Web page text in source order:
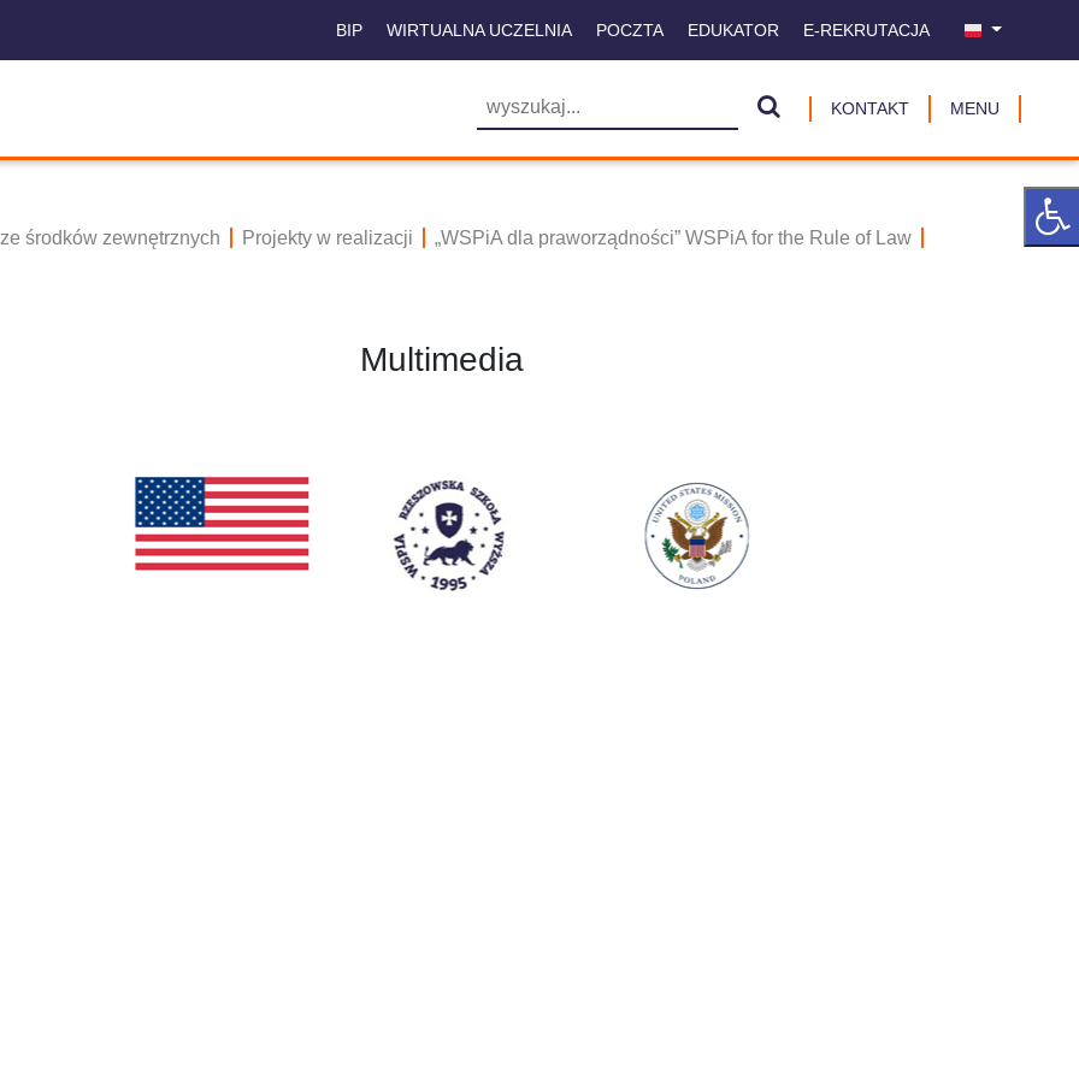
BIP WIRTUALNA UCZELNIA POCZTA EDUKATOR E-REKRUTACJA
KONTAKT MENU
środków zewnętrznych Projekty w realizacji „WSPiA dla praworządności” WSPiA for the Rule of Law
Multimedia